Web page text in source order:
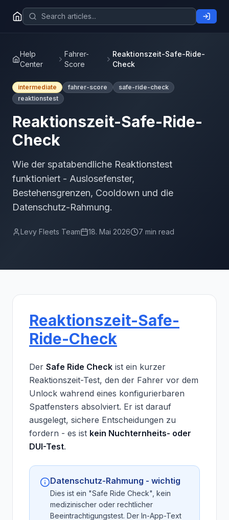
Help
Center
Fahrer-
Score
Reaktionszeit-Safe-Ride-
Check
intermediate fahrer-score
safe-ride-check
reaktionstest
Reaktionszeit-Safe-Ride-
Check
Wie der spatabendliche Reaktionstest
funktioniert - Auslosefenster,
Bestehensgrenzen, Cooldown und die
Datenschutz-Rahmung.
Levy Fleets Team 18. Mai 2026 7 min read
Reaktionszeit-Safe-
Ride-Check
Der Safe Ride Check ist ein kurzer
Reaktionszeit-Test, den der Fahrer vor dem
Unlock wahrend eines konfigurierbaren
Spatfensters absolviert. Er ist darauf
ausgelegt, sichere Entscheidungen zu
fordern - es ist kein Nuchternheits- oder
DUI-Test.
Datenschutz-Rahmung - wichtig
Dies ist ein "Safe Ride Check", kein
medizinischer oder rechtlicher
Beeintrachtigungstest. Der In-App-Text